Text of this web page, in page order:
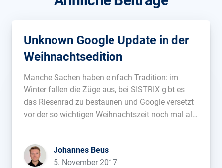
Unknown Google Update in der
Weihnachtsedition
Manche Sachen haben einfach Tradition: im
Winter fallen die Züge aus, bei SISTRIX gibt es
das Riesenrad zu bestaunen und Google versetzt
vor der so wichtigen Weihnachtszeit noch mal alle
Johannes Beus
5. November 2017